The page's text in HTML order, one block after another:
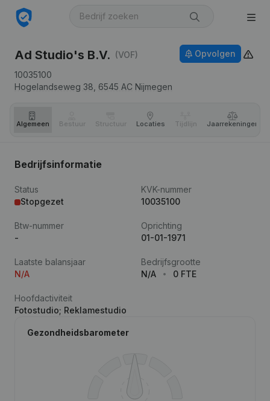
Ad Studio's B.V. (VOF)
10035100
Hogelandseweg 38, 6545 AC Nijmegen
Opvolgen
Algemeen Bestuur Structuur Locaties Tijdlijn Jaar­rekeningen
Bedrijfsinformatie
Status
Stopgezet
KVK-nummer
10035100
Btw-nummer
-
Oprichting
01-01-1971
Laatste balansjaar
N/A
Bedrijfsgrootte
N/A
0 FTE
Hoofdactiviteit
Fotostudio; Reklamestudio
Gezondheidsbarometer